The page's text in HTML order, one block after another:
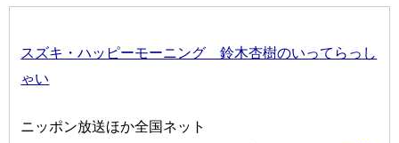
スズキ・ハッピーモーニング 鈴木杏樹のいってらっし
ゃい
ニッポン放送ほか全国ネット